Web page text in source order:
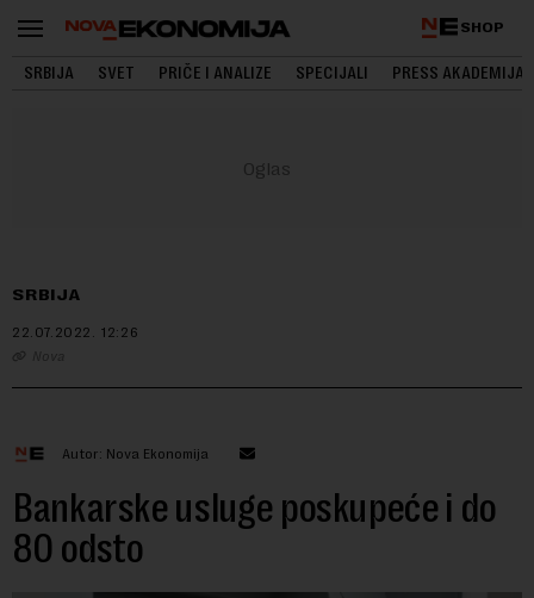
SHOP
SRBIJA SVET PRIČE I ANALIZE SPECIJALI PRESS AKADEMIJA
SRBIJA
22.07.2022. 12:26
Nova
Autor: Nova Ekonomija
Bankarske usluge poskupeće i do
80 odsto